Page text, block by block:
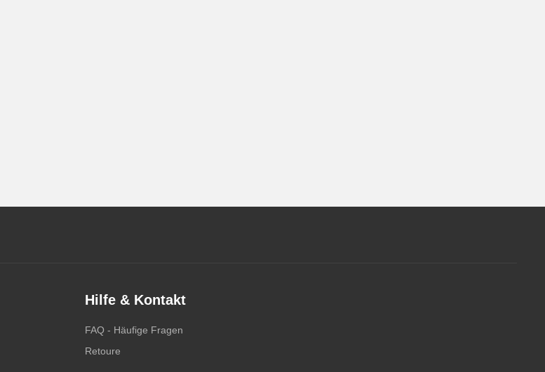
Hilfe & Kontakt
FAQ - Häufige Fragen
Retoure